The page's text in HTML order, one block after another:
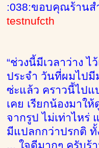
:038:ขอบคุณร้านส
testnufcth
“ช่วงนี้มีเวลาว่าง
ประจำ วันที่ผมไปมี
ซ่ะแล้ว คราวนี้ไปแ
เคย เรียกน้องมาใ
จากรูป ไม่เท่าไห
มีแปลกกว่าปรกติ ทั้
... ใจดีมากๆ ครับร้